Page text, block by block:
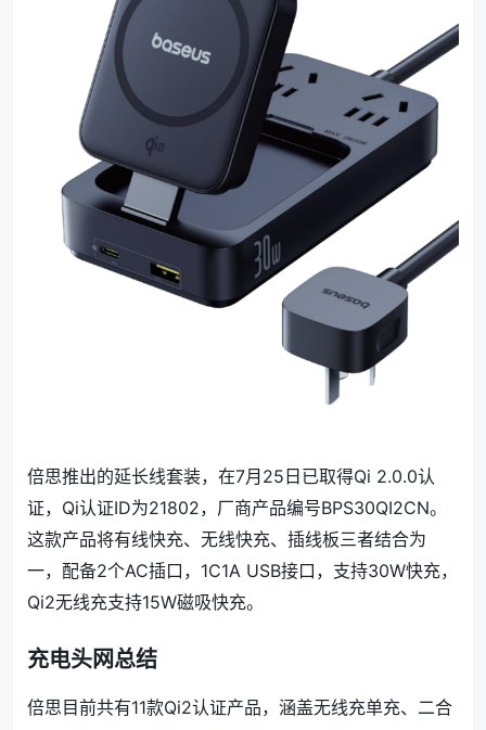
倍思推出的延长线套装，在7月25日已取得Qi 2.0.0认
证，Qi认证ID为21802，厂商产品编号BPS30QI2CN。
这款产品将有线快充、无线快充、插线板三者结合为
一，配备2个AC插口，1C1A USB接口，支持30W快充，
Qi2无线充支持15W磁吸快充。
充电头网总结
倍思目前共有11款Qi2认证产品，涵盖无线充单充、二合